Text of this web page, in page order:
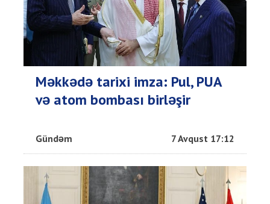
Məkkədə tarixi imza: Pul, PUA
və atom bombası birləşir
Gündəm 7 Avqust 17:12